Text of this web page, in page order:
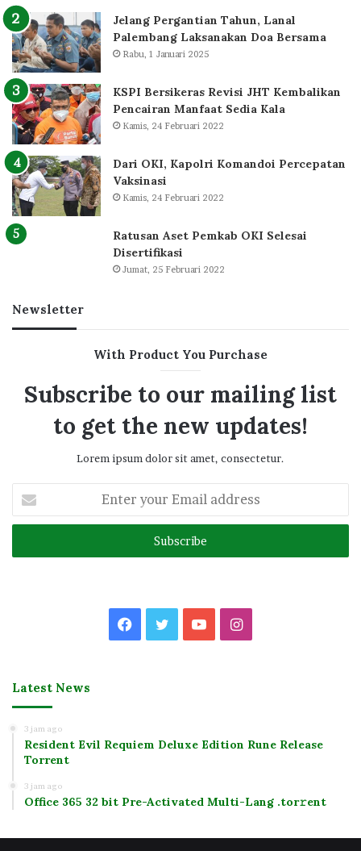
Jelang Pergantian Tahun, Lanal
Palembang Laksanakan Doa Bersama
Rabu, 1 Januari 2025
KSPI Bersikeras Revisi JHT Kembalikan
Pencairan Manfaat Sedia Kala
Kamis, 24 Februari 2022
Dari OKI, Kapolri Komandoi Percepatan
Vaksinasi
Kamis, 24 Februari 2022
Ratusan Aset Pemkab OKI Selesai
Disertifikasi
Jumat, 25 Februari 2022
Newsletter
With Product You Purchase
Subscribe to our mailing list
to get the new updates!
Lorem ipsum dolor sit amet, consectetur.
your
Email
Facebook
TwitterYouTubeInstagram
Latest News
3 jam ago
Resident Evil Requiem Deluxe Edition Rune Release
Torrent
3 jam ago
Office 365 32 bit Pre-Activated Multi-Lang .tоr𝚛еnt